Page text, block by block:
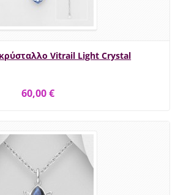
Vitrail Light Crystal
60,00 €